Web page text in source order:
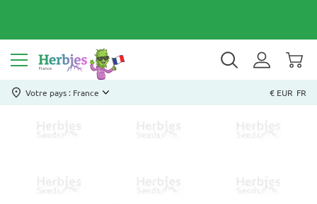
Votre pays : France € EUR FR